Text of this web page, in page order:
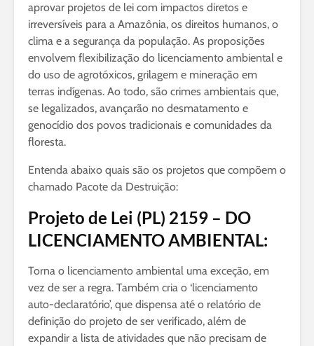
aprovar projetos de lei com impactos diretos e
irreversíveis para a Amazônia, os direitos humanos, o
clima e a segurança da população. As proposições
envolvem flexibilização do licenciamento ambiental e
do uso de agrotóxicos, grilagem e mineração em
terras indígenas. Ao todo, são crimes ambientais que,
se legalizados, avançarão no desmatamento e
genocídio dos povos tradicionais e comunidades da
floresta.
Entenda abaixo quais são os projetos que compõem o
chamado Pacote da Destruição:
Projeto de Lei (PL) 2159 – DO
LICENCIAMENTO AMBIENTAL:
Torna o licenciamento ambiental uma exceção, em
vez de ser a regra. Também cria o ‘licenciamento
auto-declaratório’, que dispensa até o relatório de
definição do projeto de ser verificado, além de
expandir a lista de atividades que não precisam de